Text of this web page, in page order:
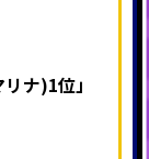
ナ)1位」